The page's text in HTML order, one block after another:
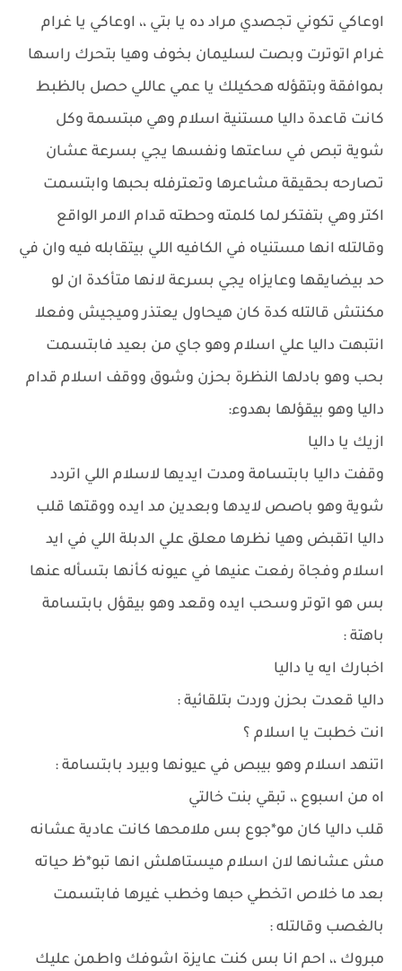
اوعاكي تكوني تجصدي مراد ده يا بتي ،، اوعاكي يا غرام
غرام اتوترت وبصت لسليمان بخوف وهيا بتحرك راسها
بموافقة وبتقؤله هحكيلك يا عمي عاللي حصل بالظبط
كانت قاعدة داليا مستنية اسلام وهي مبتسمة وكل
شوية تبص في ساعتها ونفسها يجي بسرعة عشان
تصارحه بحقيقة مشاعرها وتعترفله بحبها وابتسمت
اكتر وهي بتفتكر لما كلمته وحطته قدام الامر الواقع
وقالتله انها مستنياه في الكافيه اللي بيتقابله فيه وان في
حد بيضايقها وعايزاه يجي بسرعة لانها متأكدة ان لو
مكنتش قالتله كدة كان هيحاول يعتذر وميجيش وفعلا
انتبهت داليا علي اسلام وهو جاي من بعيد فابتسمت
بحب وهو بادلها النظرة بحزن وشوق ووقف اسلام قدام
داليا وهو بيقؤلها بهدوء:
ازيك يا داليا
وقفت داليا بابتسامة ومدت ايديها لاسلام اللي اتردد
شوية وهو باصص لايدها وبعدين مد ايده ووقتها قلب
داليا اتقبض وهيا نظرها معلق علي الدبلة اللي في ايد
اسلام وفجاة رفعت عنيها في عيونه كأنها بتسأله عنها
بس هو اتوتر وسحب ايده وقعد وهو بيقؤل بابتسامة
باهتة :
اخبارك ايه يا داليا
داليا قعدت بحزن وردت بتلقائية :
انت خطبت يا اسلام ؟
اتنهد اسلام وهو بيبص في عيونها وبيرد بابتسامة :
اه من اسبوع ،، تبقي بنت خالتي
قلب داليا كان مو*جوع بس ملامحها كانت عادية عشانه
مش عشانها لان اسلام ميستاهلش انها تبو*ظ حياته
بعد ما خلاص اتخطي حبها وخطب غيرها فابتسمت
بالغصب وقالتله :
مبروك ،، احم انا بس كنت عايزة اشوفك واطمن عليك